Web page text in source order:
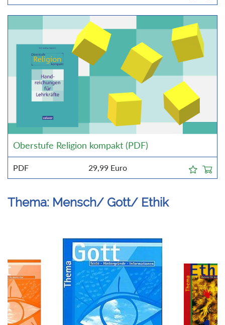
Oberstufe Religion kompakt (PDF)
PDF 29,99 Euro
Thema: Mensch/ Gott/ Ethik